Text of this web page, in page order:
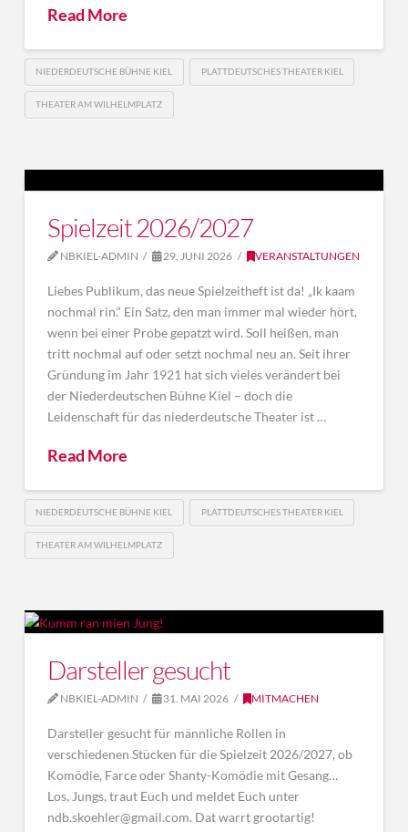
Read More
NIEDERDEUTSCHE BÜHNE KIEL PLATTDEUTSCHES THEATER KIEL
THEATER AM WILHELMPLATZ
Spielzeit 2026/2027
NBKIEL-ADMIN 29. JUNI 2026 VERANSTALTUNGEN
Liebes Publikum, das neue Spielzeitheft ist da! „Ik kaam
nochmal rin.“ Ein Satz, den man immer mal wieder hört,
wenn bei einer Probe gepatzt wird. Soll heißen, man
tritt nochmal auf oder setzt nochmal neu an. Seit ihrer
Gründung im Jahr 1921 hat sich vieles verändert bei
der Niederdeutschen Bühne Kiel – doch die
Leidenschaft für das niederdeutsche Theater ist …
Read More
NIEDERDEUTSCHE BÜHNE KIEL PLATTDEUTSCHES THEATER KIEL
THEATER AM WILHELMPLATZ
Darsteller gesucht
NBKIEL-ADMIN 31. MAI 2026 MITMACHEN
Darsteller gesucht für männliche Rollen in
verschiedenen Stücken für die Spielzeit 2026/2027, ob
Komödie, Farce oder Shanty-Komödie mit Gesang…
Los, Jungs, traut Euch und meldet Euch unter
ndb.skoehler@gmail.com. Dat warrt grootartig!